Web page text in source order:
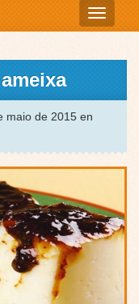
maio de 2015 en